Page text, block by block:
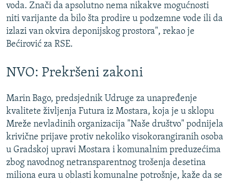
voda. Znači da apsolutno nema nikakve mogućnosti
niti varijante da bilo šta prodire u podzemne vode ili da
izlazi van okvira deponijskog prostora", rekao je
Bećirović za RSE.
NVO: Prekršeni zakoni
Marin Bago, predsjednik Udruge za unapređenje
kvalitete življenja Futura iz Mostara, koja je u sklopu
Mreže nevladinih organizacija "Naše društvo" podnijela
krivične prijave protiv nekoliko visokorangiranih osoba
u Gradskoj upravi Mostara i komunalnim preduzećima
zbog navodnog netransparentnog trošenja desetina
miliona eura u oblasti komunalne potrošnje, kaže da se